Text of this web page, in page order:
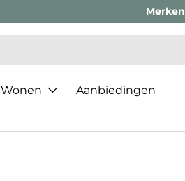
Merken
Wonen Aanbiedingen